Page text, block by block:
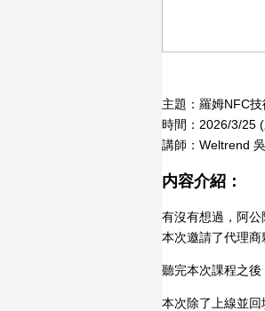
主題：羅姆NFC
時間：2026/3/25
講師：Weltrend
内容介紹：
有沒有想過，阿
本次邀請了代理
聽完本次課程之
本次除了上線並